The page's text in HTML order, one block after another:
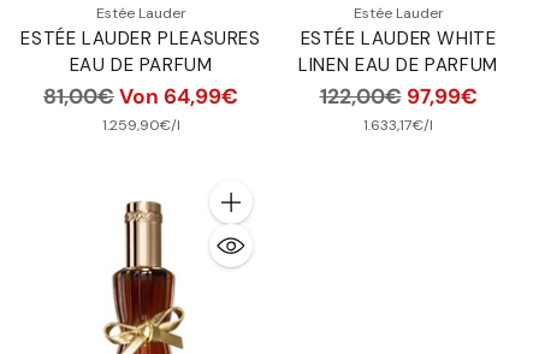
Estée Lauder
ESTÉE LAUDER PLEASURES
EAU DE PARFUM
Normaler
81,00€Von 64,99€
Stückpreis
1.259,90€/
pro l
Estée Lauder
ESTÉE LAUDER WHITE
LINEN EAU DE PARFUM
Normaler
Preis
122,00€ 97,99€
Stückpreis
1.633,17€/
pro l
Anzahl